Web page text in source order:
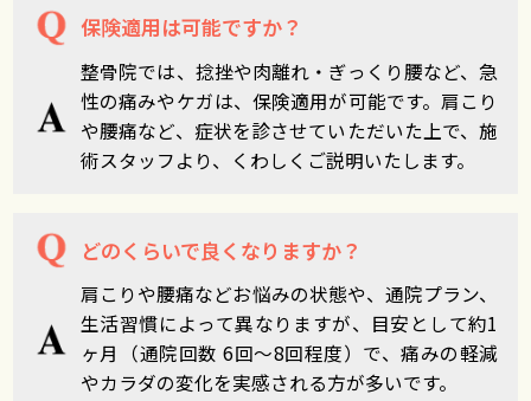
保険適用は可能ですか？
整骨院では、捻挫や肉離れ・ぎっくり腰など、急
性の痛みやケガは、保険適用が可能です。肩こり
や腰痛など、症状を診させていただいた上で、施
術スタッフより、くわしくご説明いたします。
どのくらいで良くなりますか？
肩こりや腰痛などお悩みの状態や、通院プラン、
生活習慣によって異なりますが、目安として約1
ヶ月（通院回数 6回～8回程度）で、痛みの軽減
やカラダの変化を実感される方が多いです。